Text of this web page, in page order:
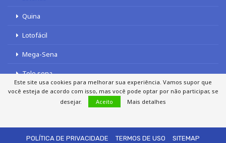
Quina
Lotofácil
Mega-Sena
Tele sena
POLÍTICA DE PRIVACIDADE
TERMOS DE USO SITEMAP
Este site usa cookies para melhorar sua experiência. Vamos supor que
você esteja de acordo com isso, mas você pode optar por não participar, se
desejar.
Aceito Mais detalhes